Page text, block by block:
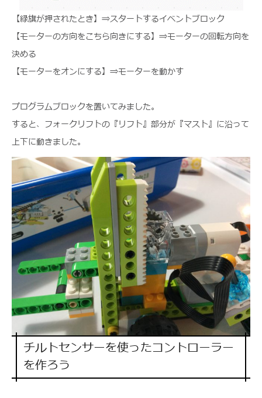
【緑旗が押されたとき】⇒スタートするイベントブロック
【モーターの方向をこちら向きにする】⇒モーターの回転方向を
決める
【モーターをオンにする】⇒モーターを動かす
プログラムブロックを置いてみました。
すると、フォークリフトの『リフト』部分が『マスト』に沿って
上下に動きました。
チルトセンサーを使ったコントローラー
を作ろう